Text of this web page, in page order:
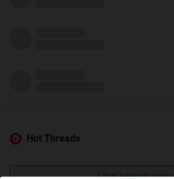
Hot Threads
Lihat Selengkapnya